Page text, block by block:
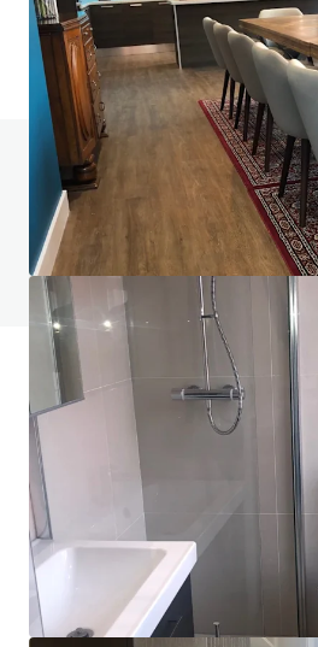
住宅/集合住宅 オフィス 土地
ご不明点がございました
ください。
FAQページを見る
JLL ファイナン
JLLは投資家の皆様と連携し、よ
とポートフォリオ実績の最適化
たちのチームにお問い合わせい
ご覧ください。